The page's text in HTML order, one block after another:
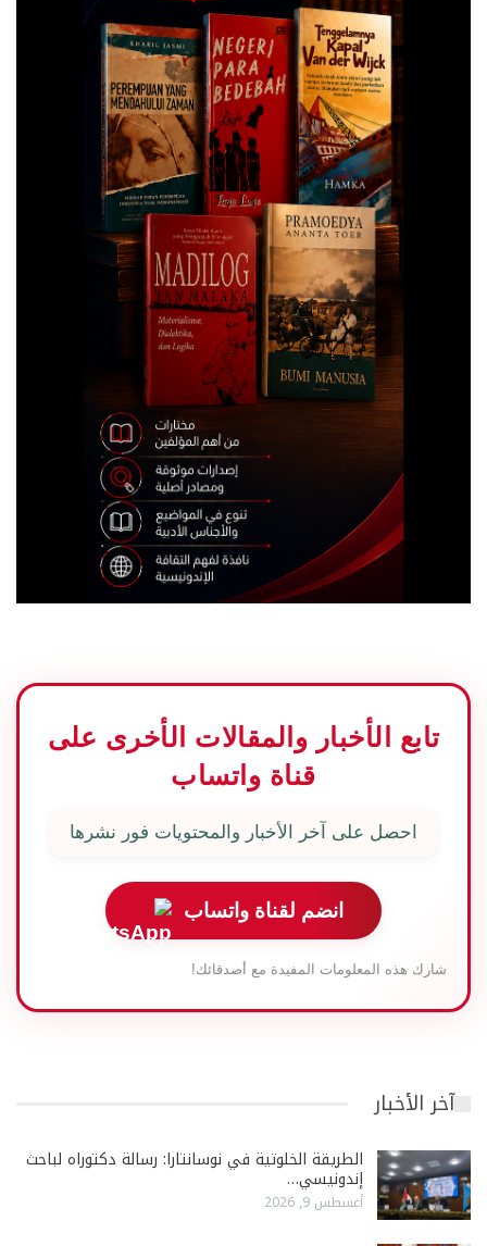
تابع الأخبار والمقالات الأخرى على
قناة واتساب
احصل على آخر الأخبار والمحتويات فور نشرها
انضم لقناة واتساب
شارك هذه المعلومات المفيدة مع أصدقائك!
آخر الأخبار
الطريقة الخلوتية في نوسانتارا: رسالة دكتوراه لباحث
إندونيسي…
أغسطس 9, 2026